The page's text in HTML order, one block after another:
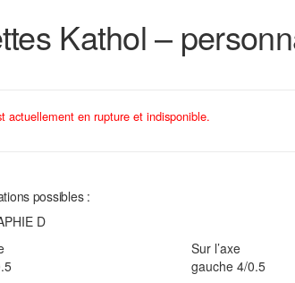
Kathol –
actuellement en rupture et indisponible.
possibles :
D
Sur l’axe
gauche 4/0.5